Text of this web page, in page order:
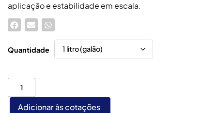
aplicação e estabilidade em escala.
Quantidade
Adicionar às cotações